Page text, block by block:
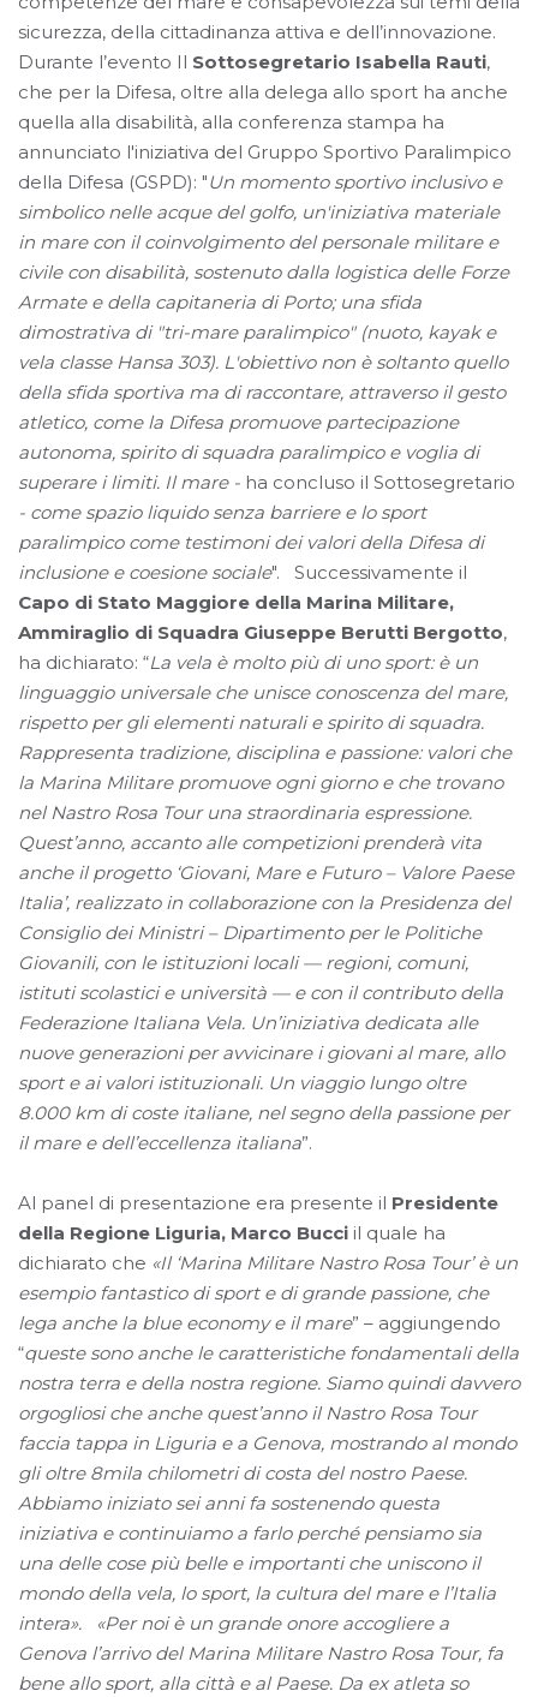
sicurezza, della cittadinanza attiva e dell’innovazione.
Durante l’evento Il Sottosegretario Isabella Rauti,
che per la Difesa, oltre alla delega allo sport ha anche
quella alla disabilità, alla conferenza stampa ha
annunciato l'iniziativa del Gruppo Sportivo Paralimpico
della Difesa (GSPD): "Un momento sportivo inclusivo e
simbolico nelle acque del golfo, un'iniziativa materiale
in mare con il coinvolgimento del personale militare e
civile con disabilità, sostenuto dalla logistica delle Forze
Armate e della capitaneria di Porto; una sfida
dimostrativa di "tri-mare paralimpico" (nuoto, kayak e
vela classe Hansa 303). L'obiettivo non è soltanto quello
della sfida sportiva ma di raccontare, attraverso il gesto
atletico, come la Difesa promuove partecipazione
autonoma, spirito di squadra paralimpico e voglia di
superare i limiti. Il mare - ha concluso il Sottosegretario
- come spazio liquido senza barriere e lo sport
paralimpico come testimoni dei valori della Difesa di
inclusione e coesione sociale". Successivamente il
Capo di Stato Maggiore della Marina Militare,
Ammiraglio di Squadra Giuseppe Berutti Bergotto,
ha dichiarato: “La vela è molto più di uno sport: è un
linguaggio universale che unisce conoscenza del mare,
rispetto per gli elementi naturali e spirito di squadra.
Rappresenta tradizione, disciplina e passione: valori che
la Marina Militare promuove ogni giorno e che trovano
nel Nastro Rosa Tour una straordinaria espressione.
Quest’anno, accanto alle competizioni prenderà vita
anche il progetto ‘Giovani, Mare e Futuro – Valore Paese
Italia’, realizzato in collaborazione con la Presidenza del
Consiglio dei Ministri – Dipartimento per le Politiche
Giovanili, con le istituzioni locali — regioni, comuni,
istituti scolastici e università — e con il contributo della
Federazione Italiana Vela. Un’iniziativa dedicata alle
nuove generazioni per avvicinare i giovani al mare, allo
sport e ai valori istituzionali. Un viaggio lungo oltre
8.000 km di coste italiane, nel segno della passione per
il mare e dell’eccellenza italiana”.
Al panel di presentazione era presente il Presidente
della Regione Liguria, Marco Bucci il quale ha
dichiarato che «Il ‘Marina Militare Nastro Rosa Tour’ è un
esempio fantastico di sport e di grande passione, che
lega anche la blue economy e il mare” – aggiungendo
“queste sono anche le caratteristiche fondamentali della
nostra terra e della nostra regione. Siamo quindi davvero
orgogliosi che anche quest’anno il Nastro Rosa Tour
faccia tappa in Liguria e a Genova, mostrando al mondo
gli oltre 8mila chilometri di costa del nostro Paese.
Abbiamo iniziato sei anni fa sostenendo questa
iniziativa e continuiamo a farlo perché pensiamo sia
una delle cose più belle e importanti che uniscono il
mondo della vela, lo sport, la cultura del mare e l’Italia
intera».
«Per noi è un grande onore accogliere a
Genova l’arrivo del Marina Militare Nastro Rosa Tour, fa
bene allo sport, alla città e al Paese. Da ex atleta so